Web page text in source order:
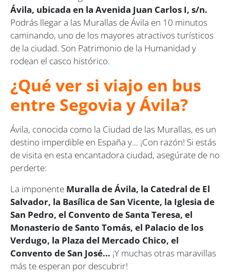
Ávila, ubicada en la Avenida Juan Carlos I, s/n.
Podrás llegar a las Murallas de Ávila en 10 minutos
caminando, uno de los mayores atractivos turísticos
de la ciudad. Son Patrimonio de la Humanidad y
rodean el casco histórico.
¿Qué ver si viajo en bus
entre Segovia y Ávila?
Ávila, conocida como la Ciudad de las Murallas, es un
destino imperdible en España y... ¡Con razón! Si estás
de visita en esta encantadora ciudad, asegúrate de no
perderte:
La imponente Muralla de Ávila, la Catedral de El
Salvador, la Basílica de San Vicente, la Iglesia de
San Pedro, el Convento de Santa Teresa, el
Monasterio de Santo Tomás, el Palacio de los
Verdugo, la Plaza del Mercado Chico, el
Convento de San José… ¡Y muchas otras maravillas
más te esperan por descubrir!